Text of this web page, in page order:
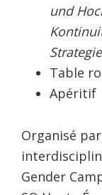
und
Table
Apéritif
Organisé
Gender